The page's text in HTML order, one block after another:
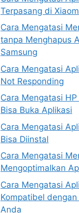
Terpasang di
Cara Mengatasi
tanpa Menghapus
Samsung
Cara Mengatasi
Not Responding
Cara Mengatasi
Bisa Buka Aplikasi
Cara Mengatasi
Bisa Diinstal
Cara Mengatasi
Mengoptimalkan
Cara Mengatasi
Kompatibel
Anda